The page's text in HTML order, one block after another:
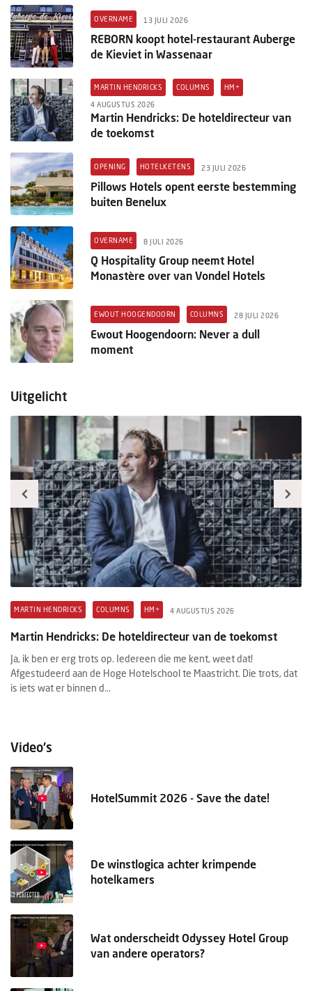
OVERNAME 13 JULI 2026
REBORN koopt hotel-restaurant Auberge
de Kieviet in Wassenaar
MARTIN HENDRICKS COLUMNS HM+
4 AUGUSTUS 2026
Martin Hendricks: De hoteldirecteur van
de toekomst
OPENING HOTELKETENS 23 JULI 2026
Pillows Hotels opent eerste bestemming
buiten Benelux
OVERNAME 8 JULI 2026
Q Hospitality Group neemt Hotel
Monastère over van Vondel Hotels
EWOUT HOOGENDOORN COLUMNS 28 JULI 2026
Ewout Hoogendoorn: Never a dull
moment
Uitgelicht
MARTIN HENDRICKS COLUMNS HM+ 4 AUGUSTUS 2026
Martin Hendricks: De hoteldirecteur van de toekomst
Ja, ik ben er erg trots op. Iedereen die me kent, weet dat!
Afgestudeerd aan de Hoge Hotelschool te Maastricht. Die trots, dat
is iets wat er binnen d...
Video's
HotelSummit 2026 - Save the date!
De winstlogica achter krimpende
hotelkamers
Wat onderscheidt Odyssey Hotel Group
van andere operators?